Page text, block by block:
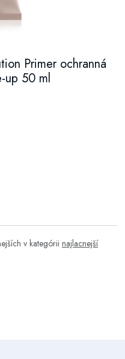
Primer ochranná
up 50 ml
v kategórii najlacnejší